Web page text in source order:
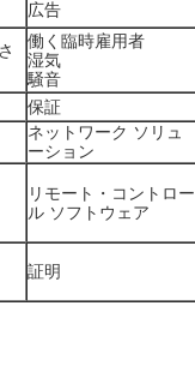
広告
働く臨時雇用者
湿気
騒音
保証
ネットワーク ソリュ
ーション
リモート・コントロー
ル ソフトウェア
証明